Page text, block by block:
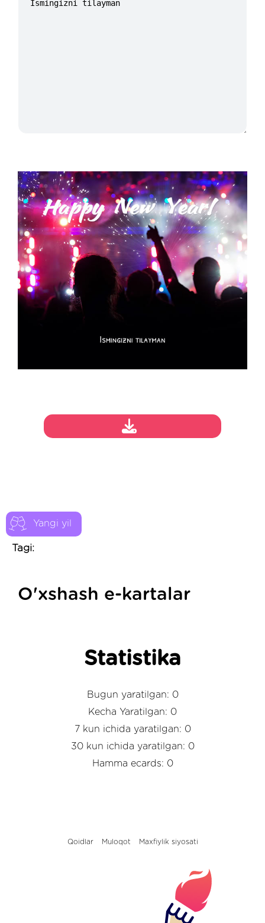
Yangi yil
Tagi:
O'xshash e-kartalar
Statistika
Bugun yaratilgan: 0
Kecha Yaratilgan: 0
7 kun ichida yaratilgan: 0
30 kun ichida yaratilgan: 0
Hamma ecards: 0
Qoidlar Muloqot Maxfiylik siyosati